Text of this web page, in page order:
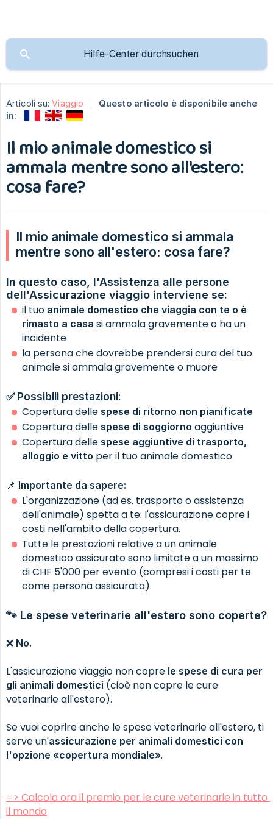
Articoli su: Viaggio
Questo articolo è disponibile anche
in:
Il mio animale domestico si
ammala mentre sono all'estero:
cosa fare?
Il mio animale domestico si ammala
mentre sono all'estero: cosa fare?
In questo caso, l'Assistenza alle persone
dell'Assicurazione viaggio interviene se:
il tuo animale domestico che viaggia con te o è
rimasto a casa si ammala gravemente o ha un
incidente
la persona che dovrebbe prendersi cura del tuo
animale si ammala gravemente o muore
✅ Possibili prestazioni:
Copertura delle spese di ritorno non pianificate
Copertura delle spese di soggiorno aggiuntive
Copertura delle spese aggiuntive di trasporto,
alloggio e vitto per il tuo animale domestico
📌 Importante da sapere:
L'organizzazione (ad es. trasporto o assistenza
dell'animale) spetta a te: l'assicurazione copre i
costi nell'ambito della copertura.
Tutte le prestazioni relative a un animale
domestico assicurato sono limitate a un massimo
di CHF 5'000 per evento (compresi i costi per te
come persona assicurata).
🐾 Le spese veterinarie all'estero sono coperte?
❌ No.
L'assicurazione viaggio non copre le spese di cura per
gli animali domestici (cioè non copre le cure
veterinarie all'estero).
Se vuoi coprire anche le spese veterinarie all'estero, ti
serve un'assicurazione per animali domestici con
l'opzione «copertura mondiale».
=> Calcola ora il premio per le cure veterinarie in tutto
il mondo